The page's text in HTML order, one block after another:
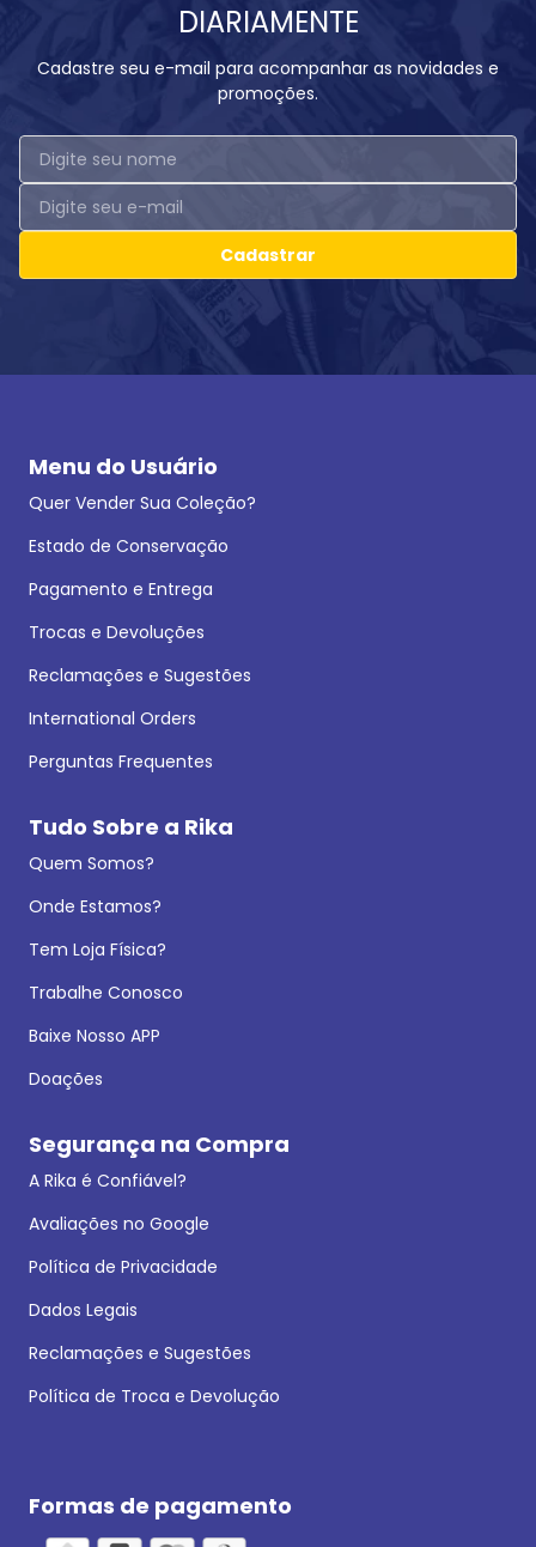
DIARIAMENTE
Cadastre seu e-mail para acompanhar as novidades e
promoções.
Cadastrar
Menu do Usuário
Quer Vender Sua Coleção?
Estado de Conservação
Pagamento e Entrega
Trocas e Devoluções
Reclamações e Sugestões
International Orders
Perguntas Frequentes
Tudo Sobre a Rika
Quem Somos?
Onde Estamos?
Tem Loja Física?
Trabalhe Conosco
Baixe Nosso APP
Doações
Segurança na Compra
A Rika é Confiável?
Avaliações no Google
Política de Privacidade
Dados Legais
Reclamações e Sugestões
Política de Troca e Devolução
Formas de pagamento